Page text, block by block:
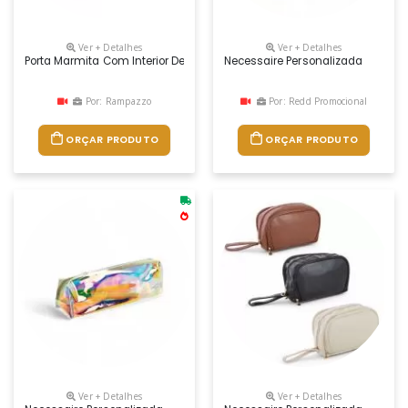
Ver + Detalhes
Porta Marmita Com Interior De Propriedade Térmica Que Mantêm
Por: Rampazzo
ORÇAR PRODUTO
Ver + Detalhes
Necessaire Personalizada
Por: Redd Promocional
ORÇAR PRODUTO
Ver + Detalhes Ver + Detalhes